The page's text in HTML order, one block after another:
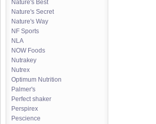
Nature's Best
Nature's Secret
Nature's Way
NF Sports
NLA
NOW Foods
Nutrakey
Nutrex
Optimum Nutrition
Palmer's
Perfect shaker
Perspirex
Pescience